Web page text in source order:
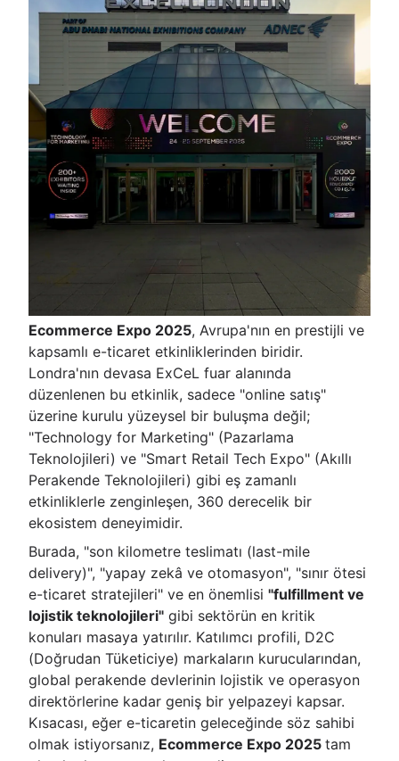
Ecommerce Expo 2025, Avrupa'nın en prestijli ve
kapsamlı e-ticaret etkinliklerinden biridir.
Londra'nın devasa ExCeL fuar alanında
düzenlenen bu etkinlik, sadece "online satış"
üzerine kurulu yüzeysel bir buluşma değil;
"Technology for Marketing" (Pazarlama
Teknolojileri) ve "Smart Retail Tech Expo" (Akıllı
Perakende Teknolojileri) gibi eş zamanlı
etkinliklerle zenginleşen, 360 derecelik bir
ekosistem deneyimidir.
Burada, "son kilometre teslimatı (last-mile
delivery)", "yapay zekâ ve otomasyon", "sınır ötesi
e-ticaret stratejileri" ve en önemlisi "fulfillment ve
lojistik teknolojileri" gibi sektörün en kritik
konuları masaya yatırılır. Katılımcı profili, D2C
(Doğrudan Tüketiciye) markaların kurucularından,
global perakende devlerinin lojistik ve operasyon
direktörlerine kadar geniş bir yelpazeyi kapsar.
Kısacası, eğer e-ticaretin geleceğinde söz sahibi
olmak istiyorsanız, Ecommerce Expo 2025 tam